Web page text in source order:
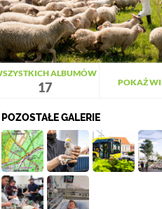
ALBUMÓW
17 POKAŻ
POZOSTAŁE GALERIE